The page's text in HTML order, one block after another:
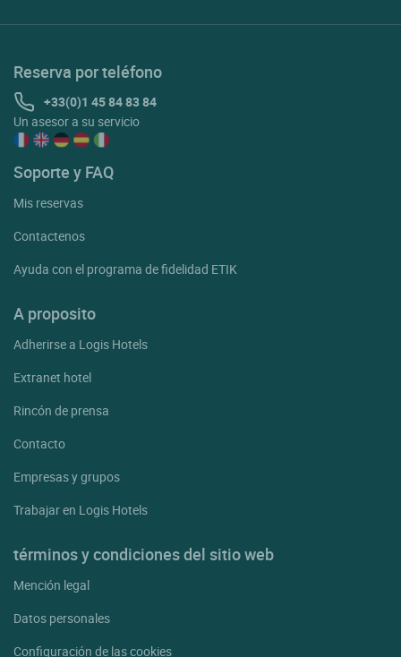
Reserva por teléfono
+33(0)1 45 84 83 84
Un asesor a su servicio
Soporte y FAQ
Mis reservas
Contactenos
Ayuda con el programa de fidelidad ETIK
A proposito
Adherirse a Logis Hotels
Extranet hotel
Rincón de prensa
Contacto
Empresas y grupos
Trabajar en Logis Hotels
términos y condiciones del sitio web
Mención legal
Datos personales
Configuración de las cookies